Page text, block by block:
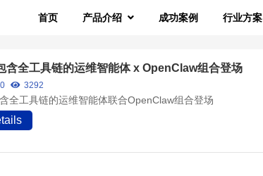
首页 产品介绍 成功案例 行业方案
含全工具链的运维智能体 x OpenClaw组合登场
3292
全工具链的运维智能体联合OpenClaw组合登场